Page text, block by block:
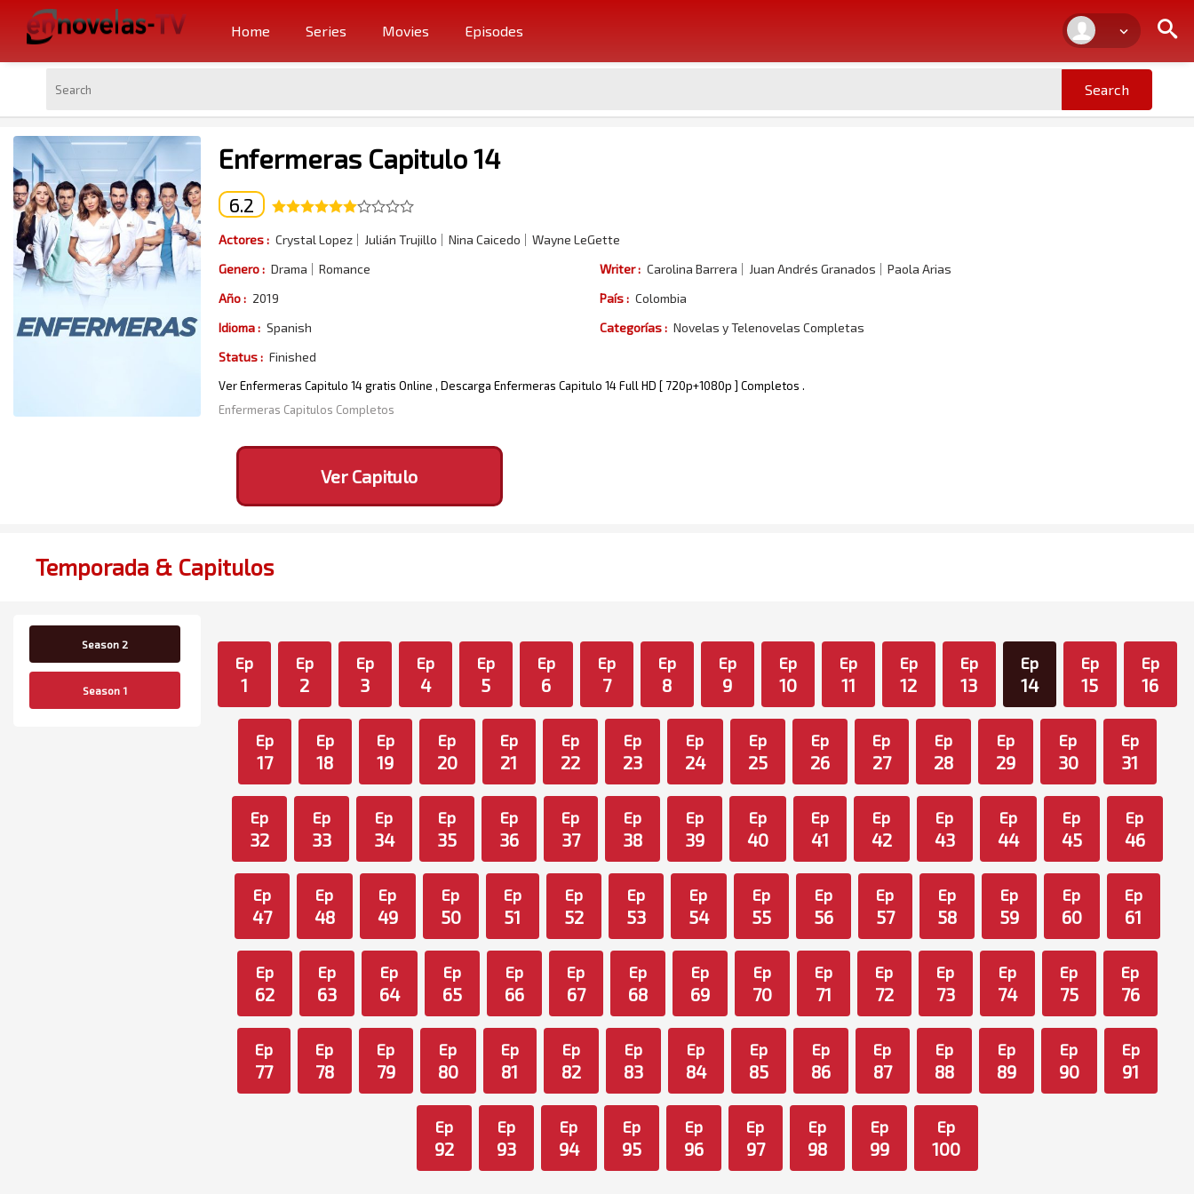
Home Series Movies Episodes
Enfermeras Capitulo 14
6.2
Actores : Crystal Lopez Julián Trujillo Nina Caicedo
Wayne LeGette
Genero : Drama Romance Writer : Carolina Barrera Juan Andrés Granados
Paola Arias
Año : 2019 País : Colombia
Idioma : Spanish Categorías : Novelas y Telenovelas Completas
Status : Finished
Ver Enfermeras Capitulo 14 gratis Online , Descarga Enfermeras Capitulo 14 Full HD [ 720p+1080p ] Completos .
Enfermeras Capitulos Completos
Ver Capitulo
Temporada & Capitulos
Season 2
Season 1
Ep
1
Ep
2
Ep
3
Ep
4
Ep
5
Ep
6
Ep
7
Ep
8
Ep
9
Ep
10
Ep
11
Ep
12
Ep
13
Ep
14
Ep
15
Ep
16
Ep
17
Ep
18
Ep
19
Ep
20
Ep
21
Ep
22
Ep
23
Ep
24
Ep
25
Ep
26
Ep
27
Ep
28
Ep
29
Ep
30
Ep
31
Ep
32
Ep
33
Ep
34
Ep
35
Ep
36
Ep
37
Ep
38
Ep
39
Ep
40
Ep
41
Ep
42
Ep
43
Ep
44
Ep
45
Ep
46
Ep
47
Ep
48
Ep
49
Ep
50
Ep
51
Ep
52
Ep
53
Ep
54
Ep
55
Ep
56
Ep
57
Ep
58
Ep
59
Ep
60
Ep
61
Ep
62
Ep
63
Ep
64
Ep
65
Ep
66
Ep
67
Ep
68
Ep
69
Ep
70
Ep
71
Ep
72
Ep
73
Ep
74
Ep
75
Ep
76
Ep
77
Ep
78
Ep
79
Ep
80
Ep
81
Ep
82
Ep
83
Ep
84
Ep
85
Ep
86
Ep
87
Ep
88
Ep
89
Ep
90
Ep
91
Ep
92
Ep
93
Ep
94
Ep
95
Ep
96
Ep
97
Ep
98
Ep
99
Ep
100